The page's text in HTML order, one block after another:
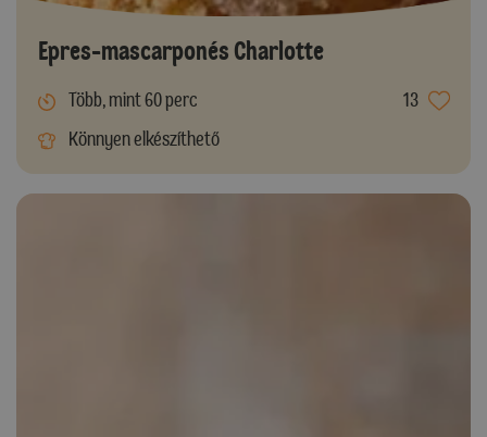
Epres-mascarponés Charlotte
Több, mint 60 perc
13
Könnyen elkészíthető